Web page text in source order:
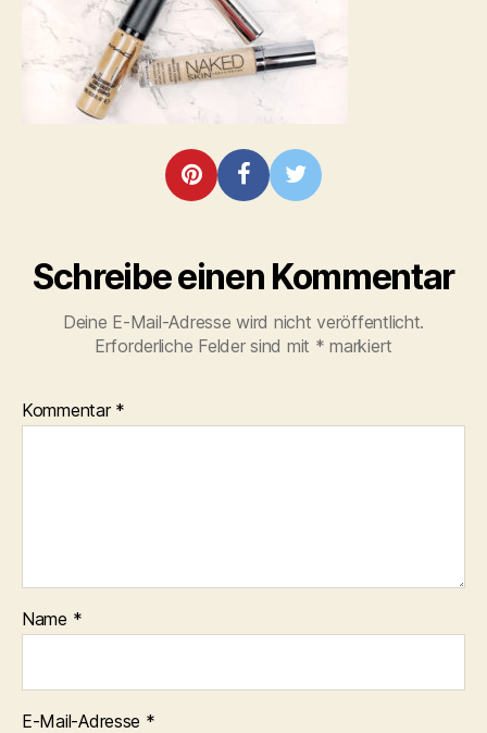
Schreibe einen Kommentar
Deine E-Mail-Adresse wird nicht veröffentlicht.
Erforderliche Felder sind mit * markiert
Kommentar *
Name *
E-Mail-Adresse *